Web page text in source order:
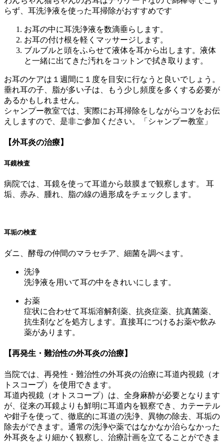
らず、耳洗浄液を使った耳掃除がおすすめです
お耳の中に耳洗浄液を数滴垂らします。
お耳の付け根を軽くマッサージします。
ブルブルと頭をふらせて液体を耳から出します。液体
と一緒に出てきた汚れをコットンで拭き取ります。
お耳のケアは１週間に１度を目安に行なうと良いでしょう。
垂れ耳の子、脂が多い子は、もう少し頻度を多くする必要が
あるかもしれません。
シャンプー教室では、実際にお耳掃除をしながらコツをお伝
えしますので、是非ご参加ください。「シャンプー教室」
【外耳炎の治療】
耳鏡検査
病院では、耳鏡を使って耳道から鼓膜まで観察します。 耳
垢、赤み、腫れ、脂の線の過形成をチェックします。
耳垢の検査
ダニ、酵母の仲間のマラセチア、細菌を調べます。
洗浄
洗浄液を用いて耳の中をきれいにします。
お薬
症状に合わせて耳垢溶解剤薬、抗炎症薬、抗真菌薬、
抗生剤などを処方します。直接耳につけるお薬や飲み
薬があります。
【再発生・難治性の外耳炎の治療】
当院では、再発性・難治性の外耳炎の治療に耳道内視鏡（オ
トスコープ）
を使用できます。
耳道内視鏡（オトスコープ）は、全身麻酔が必要となります
が、従来の耳鏡よりも鮮明に耳道内を観察でき、カテーテル
や鉗子を使って、徹底的に耳道の洗浄、異物の除去、耳垢の
除去ができます。通常の洗浄や薬ではなかなか治らなかった
外耳炎をより細かく観察し、治療計画を立てることができま